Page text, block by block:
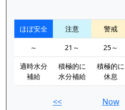
ほぼ安全 注意 警戒
～
21～ 25～
適時水分
補給
積極的に
水分補給
積極的に
休息
<< Now